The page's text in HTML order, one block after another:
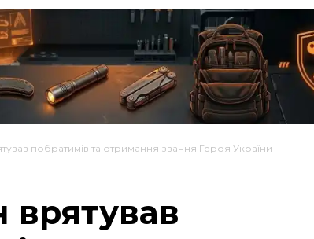
Рівне
побратимів та отримання звання Героя України
врятував